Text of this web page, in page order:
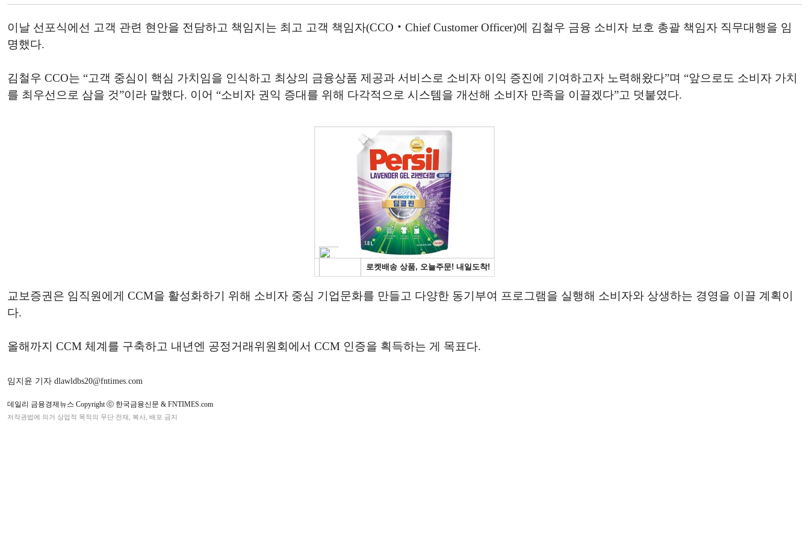
이날 선포식에선 고객 관련 현안을 전담하고 책임지는 최고 고객 책임자(CCO‧Chief Customer Officer)에 김철우 금융 소비자 보호 총괄 책임자 직무대행을 임
명했다.
김철우 CCO는 “고객 중심이 핵심 가치임을 인식하고 최상의 금융상품 제공과 서비스로 소비자 이익 증진에 기여하고자 노력해왔다”며 “앞으로도 소비자 가치
를 최우선으로 삼을 것”이라 말했다. 이어 “소비자 권익 증대를 위해 다각적으로 시스템을 개선해 소비자 만족을 이끌겠다”고 덧붙였다.
교보증권은 임직원에게 CCM을 활성화하기 위해 소비자 중심 기업문화를 만들고 다양한 동기부여 프로그램을 실행해 소비자와 상생하는 경영을 이끌 계획이
다.
올해까지 CCM 체계를 구축하고 내년엔 공정거래위원회에서 CCM 인증을 획득하는 게 목표다.
임지윤 기자 dlawldbs20@fntimes.com
데일리 금융경제뉴스 Copyright ⓒ 한국금융신문 & FNTIMES.com
저작권법에 의거 상업적 목적의 무단 전재, 복사, 배포 금지